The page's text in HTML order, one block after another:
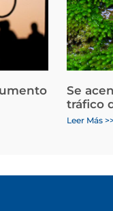
Se
tráfico
Leer Más